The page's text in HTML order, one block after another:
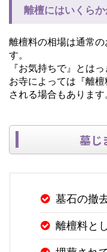
離檀にはいくらか
離檀料の相場は通常
す。
『お気持ちで』とは
お寺によっては『離
される場合もあります
墓じ
墓石の撤
離檀料と